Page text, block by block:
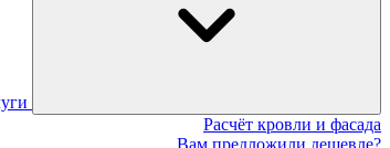
Расчёт кровли и фасада
Вам предложили дешевле?